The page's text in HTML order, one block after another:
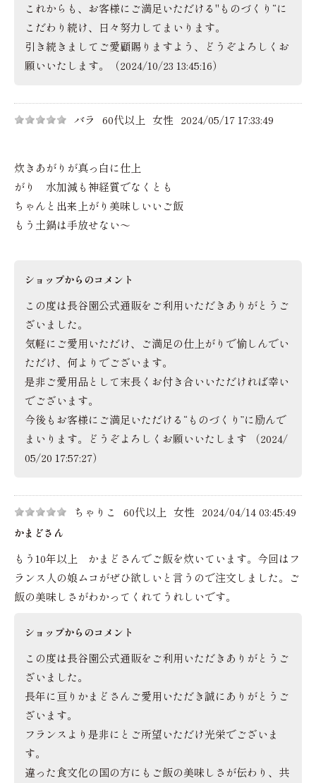
これからも、お客様にご満足いただける"ものづくり“に
こだわり続け、日々努力してまいります。
引き続きましてご愛顧賜りますよう、どうぞよろしくお
願いいたします。（2024/10/23 13:45:16）
バラ 60代以上 女性 2024/05/17 17:33:49
炊きあがりが真っ白に仕上
がり 水加減も神経質でなくとも
ちゃんと出来上がり美味しいいご飯
もう土鍋は手放せない～
ショップからのコメント
この度は長谷園公式通販をご利用いただきありがとうご
ざいました。
気軽にご愛用いただけ、ご満足の仕上がりで愉しんでい
ただけ、何よりでございます。
是非ご愛用品として末長くお付き合いいただければ幸い
でございます。
今後もお客様にご満足いただける“ものづくり”に励んで
まいります。どうぞよろしくお願いいたします （2024/
05/20 17:57:27）
ちゃりこ 60代以上 女性 2024/04/14 03:45:49
かまどさん
もう10年以上 かまどさんでご飯を炊いています。今回はフ
ランス人の娘ムコがぜひ欲しいと言うので注文しました。ご
飯の美味しさがわかってくれてうれしいです。
ショップからのコメント
この度は長谷園公式通販をご利用いただきありがとうご
ざいました。
長年に亘りかまどさんご愛用いただき誠にありがとうご
ざいます。
フランスより是非にとご所望いただけ光栄でございま
す。
違った食文化の国の方にもご飯の美味しさが伝わり、共